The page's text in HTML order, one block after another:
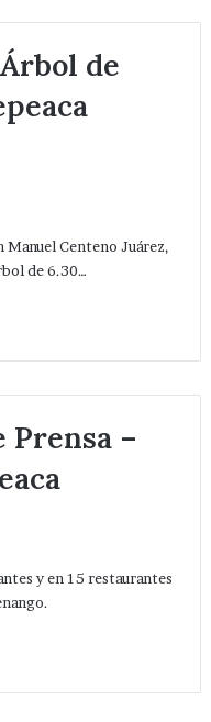
de
Centeno Juárez,
de 6.30…
Prensa –
y en 15 restaurantes